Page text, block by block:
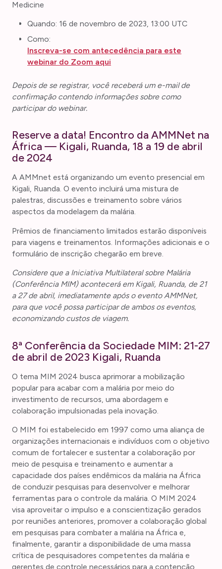
Medicine
Quando: 16 de novembro de 2023, 13:00 UTC
Como:
Inscreva-se com antecedência para este
webinar do Zoom aqui
Depois de se registrar, você receberá um e-mail de
confirmação contendo informações sobre como
participar do webinar.
Reserve a data! Encontro da AMMNet na
África — Kigali, Ruanda, 18 a 19 de abril
de 2024
A AMMnet está organizando um evento presencial em
Kigali, Ruanda. O evento incluirá uma mistura de
palestras, discussões e treinamento sobre vários
aspectos da modelagem da malária.
Prêmios de financiamento limitados estarão disponíveis
para viagens e treinamentos. Informações adicionais e o
formulário de inscrição chegarão em breve.
Considere que a Iniciativa Multilateral sobre Malária
(Conferência MIM) acontecerá em Kigali, Ruanda, de 21
a 27 de abril, imediatamente após o evento AMMNet,
para que você possa participar de ambos os eventos,
economizando custos de viagem.
8ª Conferência da Sociedade MIM: 21-27
de abril de 2023 Kigali, Ruanda
O tema MIM 2024 busca aprimorar a mobilização
popular para acabar com a malária por meio do
investimento de recursos, uma abordagem e
colaboração impulsionadas pela inovação.
O MIM foi estabelecido em 1997 como uma aliança de
organizações internacionais e indivíduos com o objetivo
comum de fortalecer e sustentar a colaboração por
meio de pesquisa e treinamento e aumentar a
capacidade dos países endêmicos da malária na África
de conduzir pesquisas para desenvolver e melhorar
ferramentas para o controle da malária. O MIM 2024
visa aproveitar o impulso e a conscientização gerados
por reuniões anteriores, promover a colaboração global
em pesquisas para combater a malária na África e,
finalmente, garantir a disponibilidade de uma massa
crítica de pesquisadores competentes da malária e
gerentes de controle necessários para a contenção